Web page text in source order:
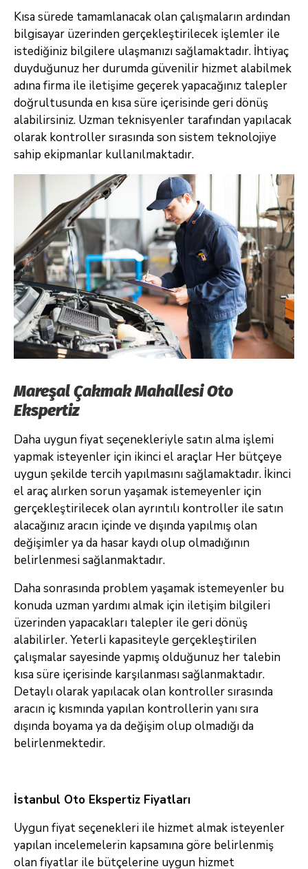
Kısa sürede tamamlanacak olan çalışmaların ardından
bilgisayar üzerinden gerçekleştirilecek işlemler ile
istediğiniz bilgilere ulaşmanızı sağlamaktadır. İhtiyaç
duyduğunuz her durumda güvenilir hizmet alabilmek
adına firma ile iletişime geçerek yapacağınız talepler
doğrultusunda en kısa süre içerisinde geri dönüş
alabilirsiniz. Uzman teknisyenler tarafından yapılacak
olarak kontroller sırasında son sistem teknolojiye
sahip ekipmanlar kullanılmaktadır.
Mareşal Çakmak Mahallesi Oto
Ekspertiz
Daha uygun fiyat seçenekleriyle satın alma işlemi
yapmak isteyenler için ikinci el araçlar Her bütçeye
uygun şekilde tercih yapılmasını sağlamaktadır. İkinci
el araç alırken sorun yaşamak istemeyenler için
gerçekleştirilecek olan ayrıntılı kontroller ile satın
alacağınız aracın içinde ve dışında yapılmış olan
değişimler ya da hasar kaydı olup olmadığının
belirlenmesi sağlanmaktadır.
Daha sonrasında problem yaşamak istemeyenler bu
konuda uzman yardımı almak için iletişim bilgileri
üzerinden yapacakları talepler ile geri dönüş
alabilirler. Yeterli kapasiteyle gerçekleştirilen
çalışmalar sayesinde yapmış olduğunuz her talebin
kısa süre içerisinde karşılanması sağlanmaktadır.
Detaylı olarak yapılacak olan kontroller sırasında
aracın iç kısmında yapılan kontrollerin yanı sıra
dışında boyama ya da değişim olup olmadığı da
belirlenmektedir.
İstanbul Oto Ekspertiz Fiyatları
Uygun fiyat seçenekleri ile hizmet almak isteyenler
yapılan incelemelerin kapsamına göre belirlenmiş
olan fiyatlar ile bütçelerine uygun hizmet